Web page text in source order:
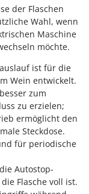
der Flaschen
Wahl, wenn
Maschine
möchte.
ist für die
Wein entwickelt.
zum
zu erzielen;
ermöglicht den
Steckdose.
für periodische
Autostop-
Flasche voll ist.